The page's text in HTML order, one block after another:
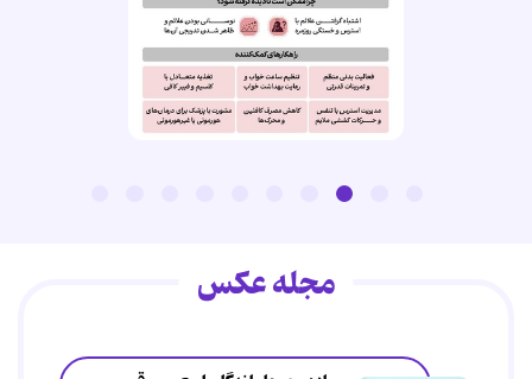
مجله عکس